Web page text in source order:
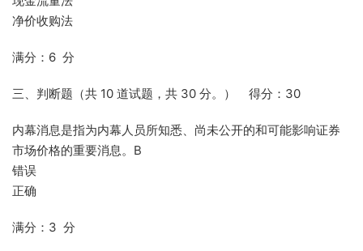
净价收购法
满分：6 分
三、判断题（共 10 道试题，共 30 分。） 得分：30
内幕消息是指为内幕人员所知悉、尚未公开的和可能影响证券
市场价格的重要消息。B
错误
正确
满分：3 分